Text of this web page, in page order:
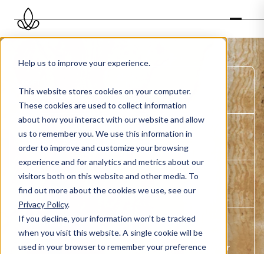
Help us to improve your experience.
This website stores cookies on your computer.
These cookies are used to collect information
about how you interact with our website and allow
us to remember you. We use this information in
order to improve and customize your browsing
experience and for analytics and metrics about our
visitors both on this website and other media. To
find out more about the cookies we use, see our
Privacy Policy.
If you decline, your information won’t be tracked
when you visit this website. A single cookie will be
used in your browser to remember your preference
Woodborough
Krachtig, Aardend, Verwelkomend
TOPPNOTER
Spicy, Clove
HJÄRTNOTER
Carnation, Jasmine
BASNOTER
Agarwood,
Sandalwood, Vetiver